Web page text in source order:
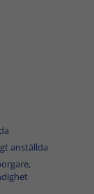
anställda